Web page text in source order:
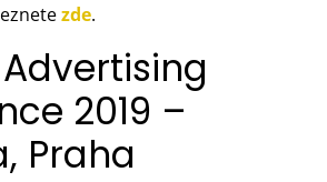
zde.
2019 –
Praha